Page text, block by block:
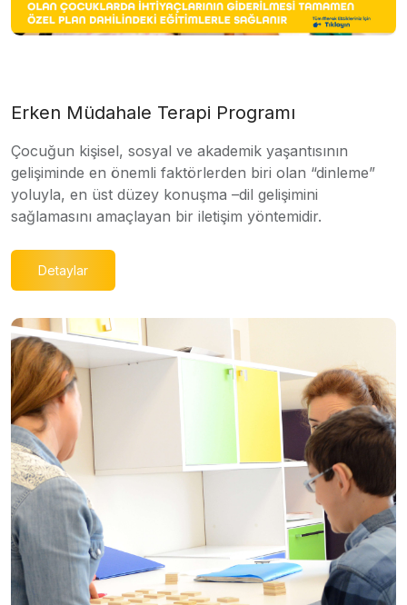
Erken Müdahale Terapi Programı
Çocuğun kişisel, sosyal ve akademik yaşantısının
gelişiminde en önemli faktörlerden biri olan “dinleme”
yoluyla, en üst düzey konuşma –dil gelişimini
sağlamasını amaçlayan bir iletişim yöntemidir.
Detaylar